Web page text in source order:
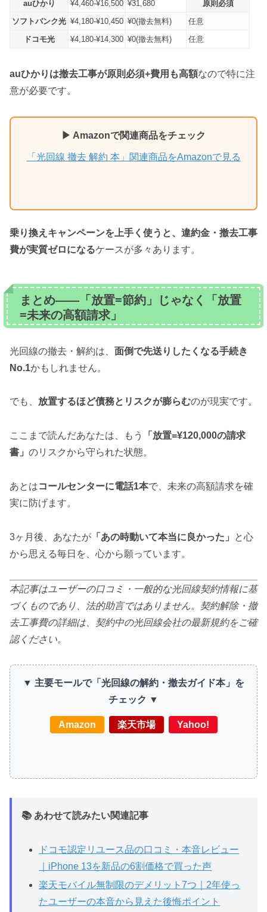
auひかり ¥4,460-¥16,500 ¥31,680
原則必須
ソフトバンク光 ¥4,180-¥10,450 ¥0(撤去無料)
任意
ドコモ光
¥4,180-¥14,300 ¥0(撤去無料) 任意
auひかりは撤去工事が原則必須+費用も高額なので特に注
意が必要です。
▶ Amazonで関連商品をチェック
「光回線 撤去 解約 本」関連商品をAmazonで見る
乗り換えキャンペーンを上手く使うと、違約金・撤去工事
費が実質ゼロになるケースが多々あります。
まとめ——「放置=節約」じゃなく「放置
=未来の高額請求」
光回線の撤去・解約は、 面倒で先送りしたくなる手続き
No.1かもしれません。
でも、 放置するほど債務とリスクが膨らむのが現実です。
ここまで読んだあなたは、もう
「放置=¥120,000の請求
書」 のリスクから守られた状態。
あとはコールセンターに電話1本で、未来の高額請求を確
実に防げます。
3ヶ月後、あなたが 「あの時動いて本当に良かった」
と心
から思える毎日を、心から願っています。
本記事はユーザーの口コミ・一般的な光回線契約情報に基
づくものであり、法的助言ではありません。契約解除・撤
去工事費の詳細は、契約中の光回線会社の最新規約をご確
認ください。
▼ 主要モールで「光回線の解約・撤去ガイド本」を
チェック ▼
Amazon 楽天市場 Yahoo!
📚 あわせて読みたい関連記事
ドコモ認定リユース品の口コミ・本音レビュー
｜iPhone 13を新品の6割価格で買った声
楽天モバイル無制限のデメリット7つ｜2年使っ
たユーザーの本音から見えた後悔ポイント